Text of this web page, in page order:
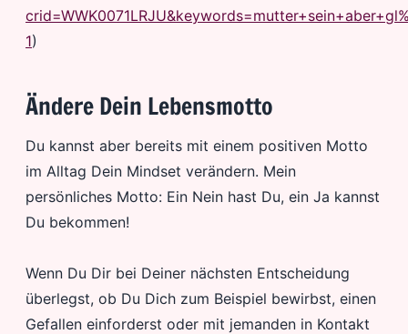
1)
Ändere Dein Lebensmotto
Du kannst aber bereits mit einem positiven Motto
im Alltag Dein Mindset verändern. Mein
persönliches Motto: Ein Nein hast Du, ein Ja kannst
Du bekommen!
Wenn Du Dir bei Deiner nächsten Entscheidung
überlegst, ob Du Dich zum Beispiel bewirbst, einen
Gefallen einforderst oder mit jemanden in Kontakt